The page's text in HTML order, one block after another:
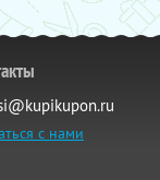
с нами